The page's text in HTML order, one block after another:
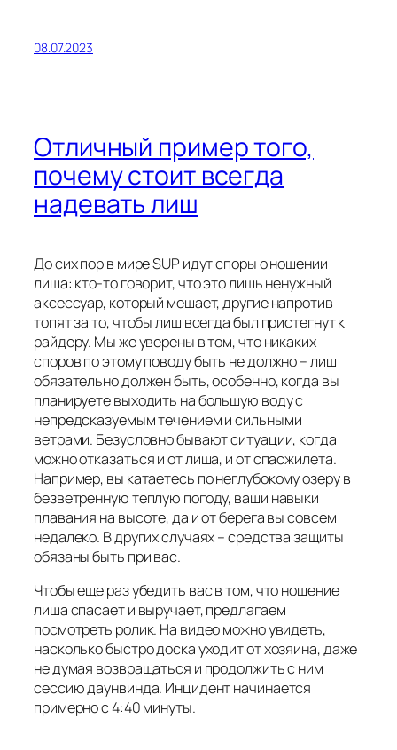
08.07.2023
Отличный пример того,
почему стоит всегда
надевать лиш
До сих пор в мире SUP идут споры о ношении
лиша: кто-то говорит, что это лишь ненужный
аксессуар, который мешает, другие напротив
топят за то, чтобы лиш всегда был пристегнут к
райдеру. Мы же уверены в том, что никаких
споров по этому поводу быть не должно – лиш
обязательно должен быть, особенно, когда вы
планируете выходить на большую воду с
непредсказуемым течением и сильными
ветрами. Безусловно бывают ситуации, когда
можно отказаться и от лиша, и от спасжилета.
Например, вы катаетесь по неглубокому озеру в
безветренную теплую погоду, ваши навыки
плавания на высоте, да и от берега вы совсем
недалеко. В других случаях – средства защиты
обязаны быть при вас.
Чтобы еще раз убедить вас в том, что ношение
лиша спасает и выручает, предлагаем
посмотреть ролик. На видео можно увидеть,
насколько быстро доска уходит от хозяина, даже
не думая возвращаться и продолжить с ним
сессию даунвинда. Инцидент начинается
примерно с 4:40 минуты.